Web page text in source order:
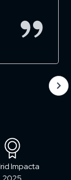
Impacta